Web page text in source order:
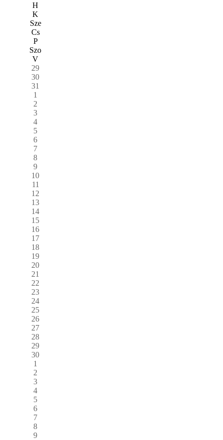
H
K
Sze
Cs
P
Szo
V
29
30
31
1
2
3
4
5
6
7
8
9
10
11
12
13
14
15
16
17
18
19
20
21
22
23
24
25
26
27
28
29
30
1
2
3
4
5
6
7
8
9